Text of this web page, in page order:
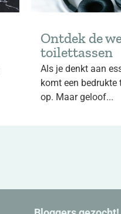
Ontdek de
toilettassen
Als je denkt aan
komt een
op. Maar geloof...